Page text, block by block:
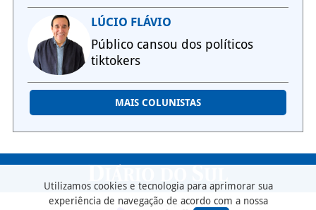
LÚCIO FLÁVIO
Público cansou dos políticos
tiktokers
MAIS COLUNISTAS
Utilizamos cookies e tecnologia para aprimorar sua
experiência de navegação de acordo com a nossa